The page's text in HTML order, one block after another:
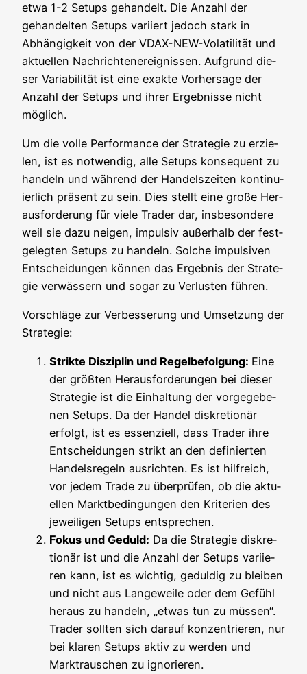
etwa 1-2 Set­ups gehan­delt. Die Anzahl der
gehan­del­ten Set­ups vari­iert jedoch stark in
Abhän­gig­keit von der VDAX-NEW-Vola­ti­li­tät und
aktu­el­len Nach­rich­ten­er­eig­nis­sen. Auf­grund die­
ser Varia­bi­li­tät ist eine exak­te Vor­her­sa­ge der
Anzahl der Set­ups und ihrer Ergeb­nis­se nicht
möglich.
Um die vol­le Per­for­mance der Stra­te­gie zu erzie­
len, ist es not­wen­dig, alle Set­ups kon­se­quent zu
han­deln und wäh­rend der Han­dels­zei­ten kon­ti­nu­
ier­lich prä­sent zu sein. Dies stellt eine gro­ße Her­
aus­for­de­rung für vie­le Trader dar, ins­be­son­de­re
weil sie dazu nei­gen, impul­siv außer­halb der fest­
ge­leg­ten Set­ups zu han­deln. Sol­che impul­si­ven
Ent­schei­dun­gen kön­nen das Ergeb­nis der Stra­te­
gie ver­wäs­sern und sogar zu Ver­lus­ten führen.
Vor­schlä­ge zur Ver­bes­se­rung und Umset­zung der
Strategie:
Strik­te Dis­zi­plin und Regel­be­fol­gung: Eine
der größ­ten Her­aus­for­de­run­gen bei die­ser
Stra­te­gie ist die Ein­hal­tung der vor­ge­ge­be­
nen Set­ups. Da der Han­del dis­kre­tio­när
erfolgt, ist es essen­zi­ell, dass Trader ihre
Ent­schei­dun­gen strikt an den defi­nier­ten
Han­dels­re­geln aus­rich­ten. Es ist hilf­reich,
vor jedem Trade zu über­prü­fen, ob die aktu­
el­len Markt­be­din­gun­gen den Kri­te­ri­en des
jewei­li­gen Set­ups entsprechen.
Fokus und Geduld: Da die Stra­te­gie dis­kre­
tio­när ist und die Anzahl der Set­ups vari­ie­
ren kann, ist es wich­tig, gedul­dig zu blei­ben
und nicht aus Lan­ge­wei­le oder dem Gefühl
her­aus zu han­deln, „etwas tun zu müs­sen“.
Trader soll­ten sich dar­auf kon­zen­trie­ren, nur
bei kla­ren Set­ups aktiv zu wer­den und
Markt­rau­schen zu ignorieren.